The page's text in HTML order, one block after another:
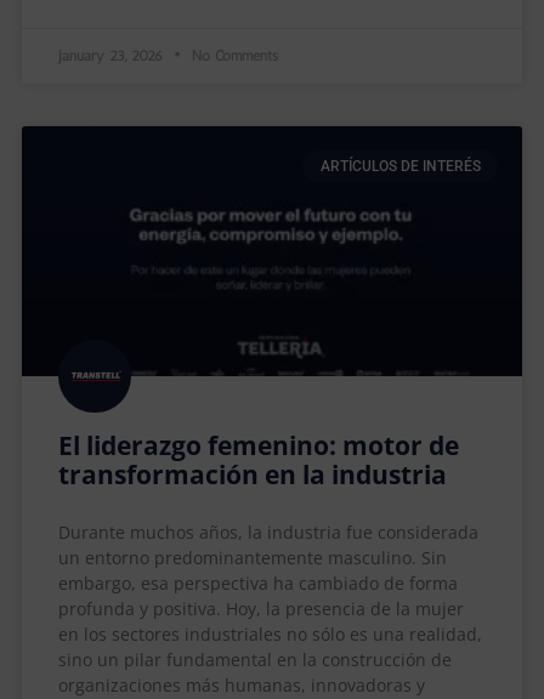
January 23, 2026 No Comments
ARTÍCULOS DE INTERÉS
El liderazgo femenino: motor de
transformación en la industria
Durante muchos años, la industria fue considerada
un entorno predominantemente masculino. Sin
embargo, esa perspectiva ha cambiado de forma
profunda y positiva. Hoy, la presencia de la mujer
en los sectores industriales no sólo es una realidad,
sino un pilar fundamental en la construcción de
organizaciones más humanas, innovadoras y